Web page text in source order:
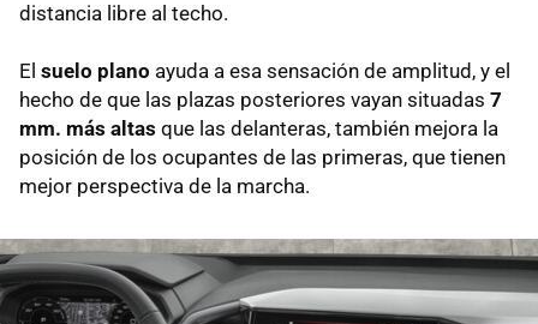
distancia libre al techo.
El suelo plano ayuda a esa sensación de amplitud, y el
hecho de que las plazas posteriores vayan situadas 7
mm. más altas que las delanteras, también mejora la
posición de los ocupantes de las primeras, que tienen
mejor perspectiva de la marcha.